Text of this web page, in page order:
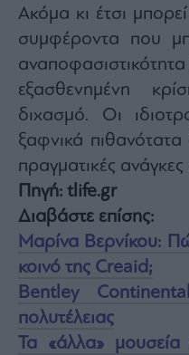
Ακόμα κι έτσι
συμφέροντα που
εξασθενημένη
διχασμό. Οι
ξαφνικά πιθανότατα
πραγματικές
Πηγή: tlife.gr
Διαβάστε επίσης:
Μαρίνα Βερνίκου:
κοινό της Creaid;
Bentley
πολυτέλειας
Τα «άλλα»